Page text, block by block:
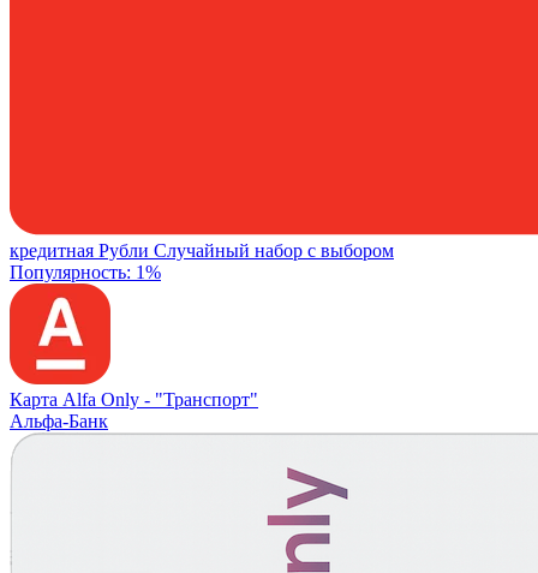
кредитная Рубли Случайный набор с выбором
Популярность: 1%
Карта Alfa Only - "Транспорт"
Альфа-Банк